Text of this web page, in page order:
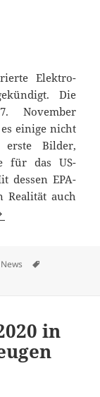
Elektro-
Die
November
einige nicht
Bilder,
für das US-
dessen EPA-
Realität auch
Mach-E: wenn
Kategorien
News
in